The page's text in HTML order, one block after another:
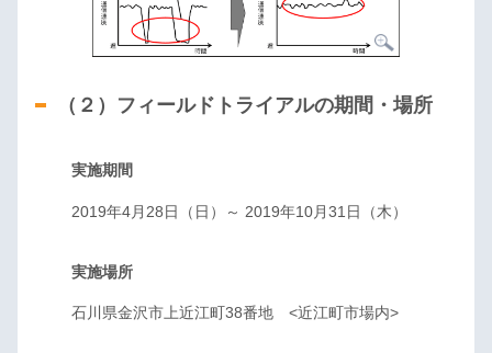
（２）フィールドトライアルの期間・場所
実施期間
2019年4月28日（日）～ 2019年10月31日（木）
実施場所
石川県金沢市上近江町38番地 <近江町市場内>